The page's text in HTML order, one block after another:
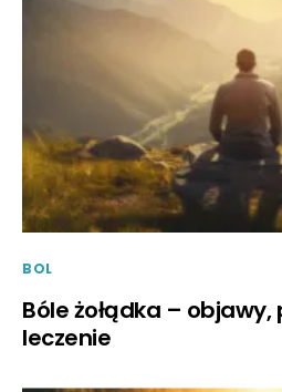
BOL
Bóle żołądka – objawy,
leczenie